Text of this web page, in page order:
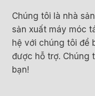
Chúng tôi là nhà
sản xuất máy móc
hệ với chúng tôi để
được hỗ trợ. Chúng
bạn!